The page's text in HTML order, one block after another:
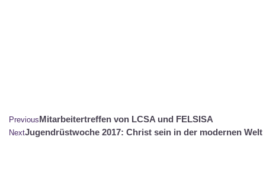
PreviousMitarbeitertreffen von LCSA und FELSISA
NextJugendrüstwoche 2017: Christ sein in der modernen Welt